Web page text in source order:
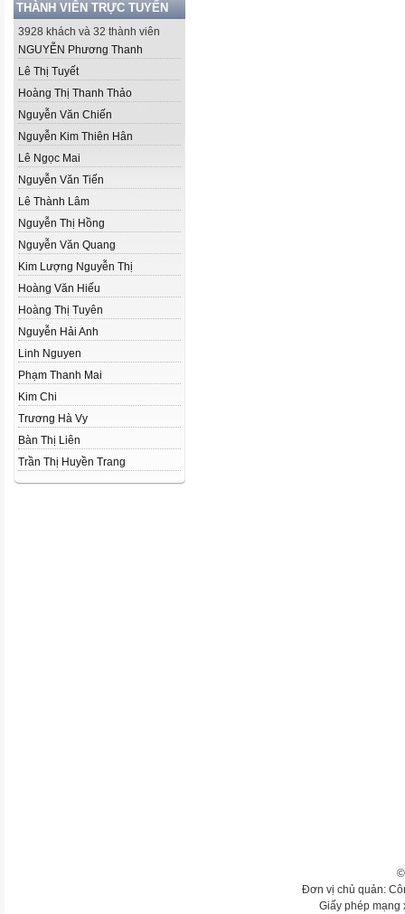
THÀNH VIÊN TRỰC TUYẾN
3928 khách và 32 thành viên
NGUYỄN Phương Thanh
Lê Thị Tuyết
Hoàng Thị Thanh Thảo
Nguyễn Văn Chiến
Nguyễn Kim Thiên Hân
Lê Ngọc Mai
Nguyễn Văn Tiến
Lê Thành Lâm
Nguyễn Thị Hồng
Nguyễn Văn Quang
Kim Lượng Nguyễn Thị
Hoàng Văn Hiếu
Hoàng Thị Tuyên
Nguyễn Hải Anh
Linh Nguyen
Phạm Thanh Mai
Kim Chi
Trương Hà Vy
Bàn Thị Liên
Trần Thị Huyền Trang
Đơn vị chủ quản:
Giấy phép mạng